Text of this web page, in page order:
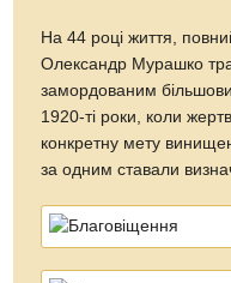
На 44 році життя,
Олександр Мурашко
замордованим
1920-ті роки, коли
конкретну мету
за одним ставали